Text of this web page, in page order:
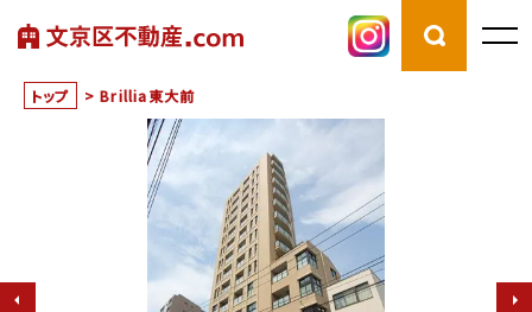
トップ > Brillia東大前